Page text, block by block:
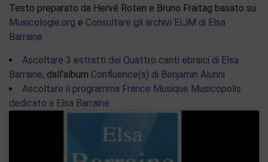
Testo preparato da Hervé Roten e Bruno Fraitag basato su
Musicologie.org e Consultare gli archivi EIJM di Elsa
Barraine
Ascoltare 3 estratti dei Quattro canti ebraici di Elsa
Barraine, dall’album Confluence(s) di Benjamin Alunni
Ascoltare il programma France Musique Musicopolis
dedicato a Elsa Barraine